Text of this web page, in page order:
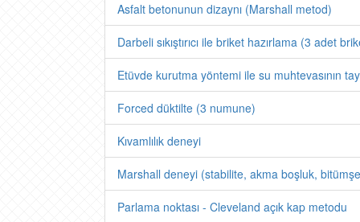
Asfalt betonunun dizaynı (Marshall metod)
Darbeli sıkıştırıcı ile briket hazırlama (3 adet
Etüvde kurutma yöntemi ile su muhtevasının
Forced düktilte (3 numune)
Kıvamlılık deneyi
Marshall deneyi (stabilite, akma boşluk,
Parlama noktası - Cleveland açık kap metodu